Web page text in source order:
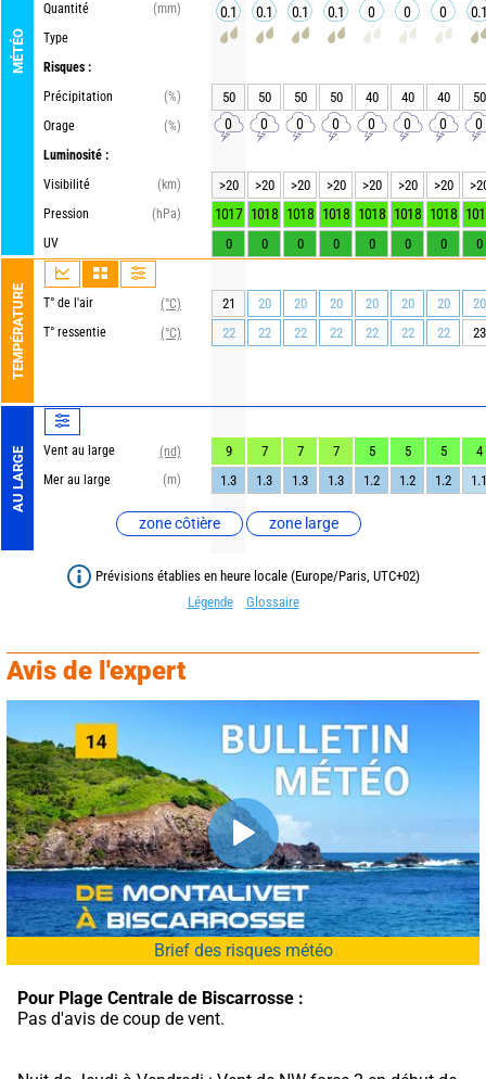
MÉTÉO
Quantité
(mm)
Type
Risques :
Précipitation
(%)
Orage
(%)
Luminosité :
Visibilité
(km)
Pression
(hPa)
UV
TEMPÉRATURE T° de l'air
(°C)
T° ressentie
(°C)
AU LARGE Vent au large
(nd)
Mer au large
(m)
zone côtière zone large
0.1 0.1 0.1 0.1 0 0 0
50 50 50 50 40 40 40 50
0 0 0 0 0 0 0 0
>20 >20 >20 >20 >20 >20 >20
1017 1018 1018 1018 1018 1018 1018
0 0 0 0 0 0 0 0
21 20 20 20 20 20 20
20
22
22 22 22 22 22 22 23
9 7 7 7 5 5 5
4
1.3
1.3 1.3 1.3 1.2 1.2 1.2 1.1
Prévisions établies en heure locale (Europe/Paris, UTC+02)
Légende
Glossaire
Avis de l'expert
Brief des risques météo
Pour Plage Centrale de Biscarrosse :
Pas d'avis de coup de vent.